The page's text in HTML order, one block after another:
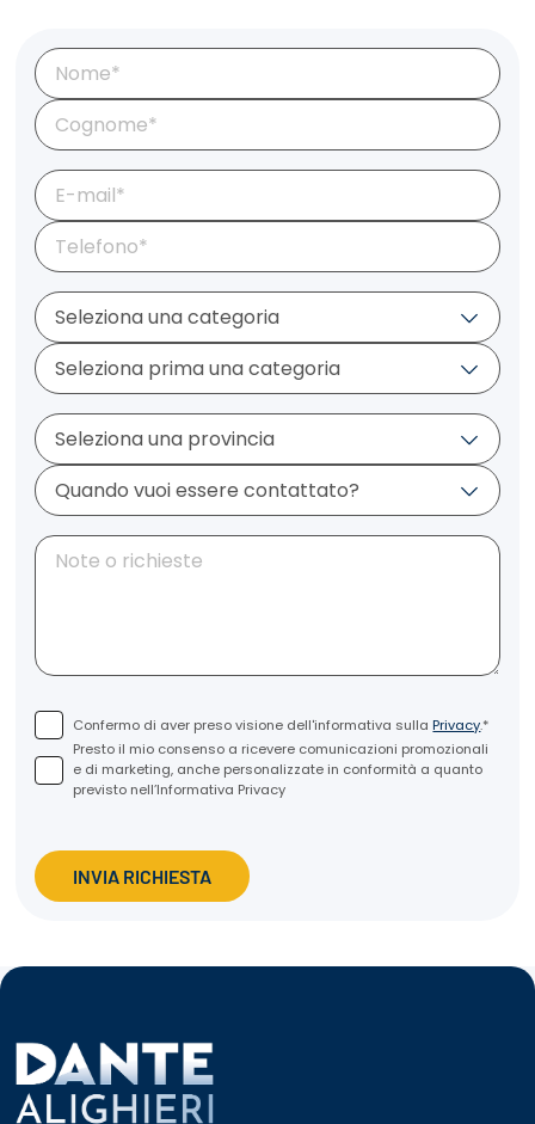
Confermo di aver preso visione dell'informativa sullaPrivacy.*
Presto il mio consenso a ricevere comunicazioni promozionali
e di marketing, anche personalizzate in conformità a quanto
previsto nell’Informativa Privacy
INVIA RICHIESTA